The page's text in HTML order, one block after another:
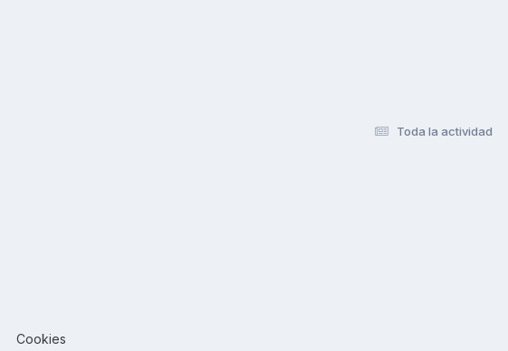
Toda la actividad
Cookies